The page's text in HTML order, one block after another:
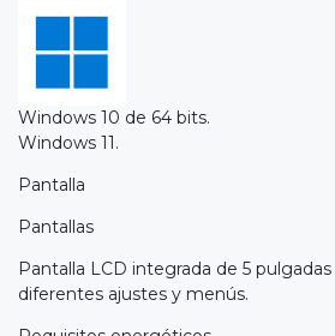
Windows 10 de 64 bits.
Windows 11.
Pantalla
Pantallas
Pantalla LCD integrada de 5
diferentes ajustes y menús.